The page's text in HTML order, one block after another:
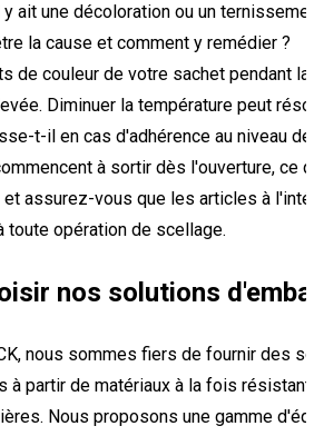
ait une décoloration ou un
la cause et comment y remédier ?
de couleur de votre sachet pendant la
Diminuer la température peut
t-il en cas d'adhérence au niveau de
à sortir dès l'ouverture, ce
assurez-vous que les articles à
toute opération de scellage.
nos solutions
nous sommes fiers de fournir des
à partir de matériaux à la fois
Nous proposons une gamme